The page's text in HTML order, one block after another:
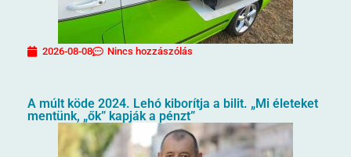
2026-08-08 Nincs hozzászólás
A múlt köde 2024. Lehó kiborítja a bilit. „Mi életeket
mentünk, „ők” kapják a pénzt”